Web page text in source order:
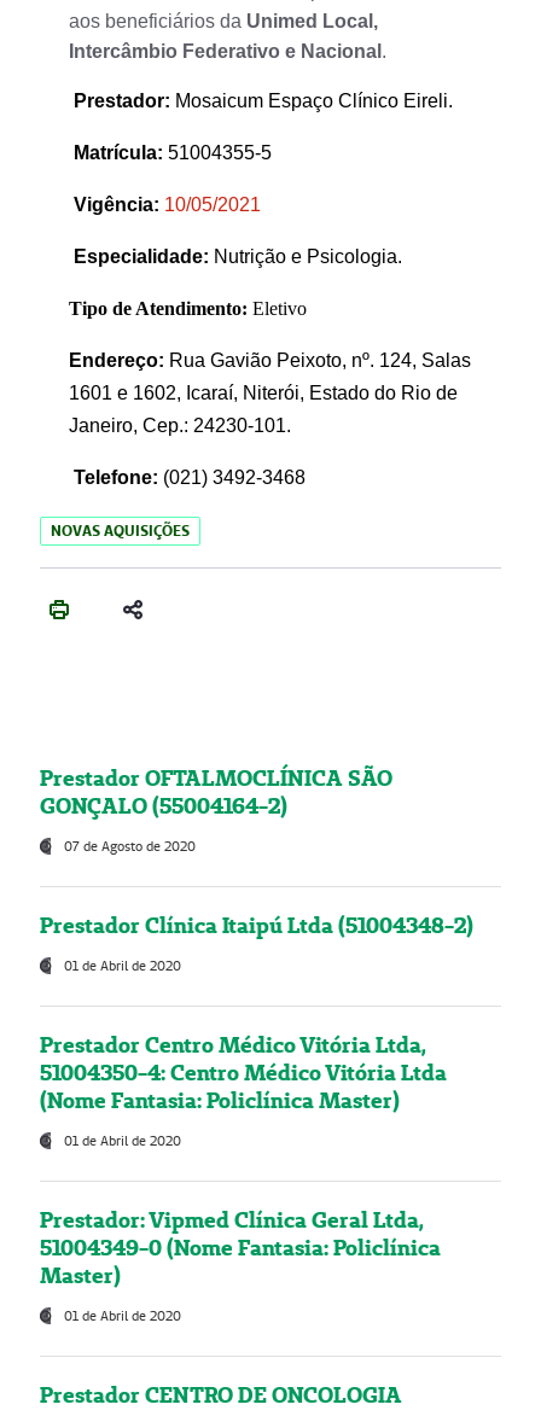
aos beneficiários da Unimed Local,
Intercâmbio Federativo e Nacional .
Prestador: Mosaicum Espaço Clínico Eireli.
Matrícula: 51004355-5
Vigência: 10/05/2021
Especialidade: Nutrição e Psicologia.
Tipo de Atendimento: Eletivo
Endereço: Rua Gavião Peixoto, nº. 124, Salas
1601 e 1602, Icaraí, Niterói, Estado do Rio de
Janeiro, Cep.: 24230-101.
Telefone: (021) 3492-3468
NOVAS AQUISIÇÕES
Prestador OFTALMOCLÍNICA SÃO
GONÇALO (55004164-2)
07 de Agosto de 2020
Prestador Clínica Itaipú Ltda (51004348-2)
01 de Abril de 2020
Prestador Centro Médico Vitória Ltda,
51004350-4: Centro Médico Vitória Ltda
(Nome Fantasia: Policlínica Master)
01 de Abril de 2020
Prestador: Vipmed Clínica Geral Ltda,
51004349-0 (Nome Fantasia: Policlínica
Master)
01 de Abril de 2020
Prestador CENTRO DE ONCOLOGIA